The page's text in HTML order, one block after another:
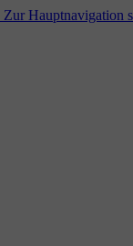
Zur Hauptnavigation